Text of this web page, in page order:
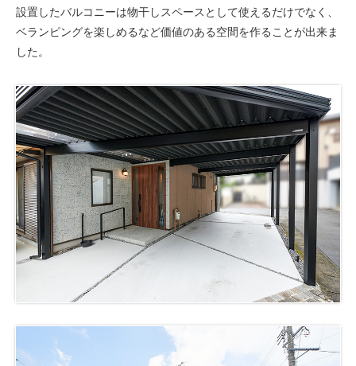
設置したバルコニーは物干しスペースとして使えるだけでなく、
ベランピングを楽しめるなど価値のある空間を作ることが出来ま
した。